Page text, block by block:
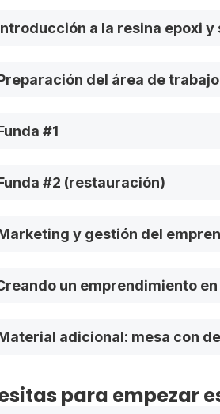
a la resina epoxi
del área de
#1
#2 (restauración)
y gestión del
un emprendimiento
adicional: mesa con
para empezar